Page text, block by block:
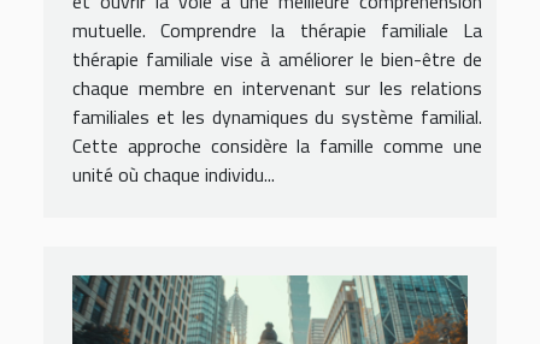
mutuelle. Comprendre la thérapie familiale La
thérapie familiale vise à améliorer le bien-être de
chaque membre en intervenant sur les relations
familiales et les dynamiques du système familial.
Cette approche considère la famille comme une
unité où chaque individu...